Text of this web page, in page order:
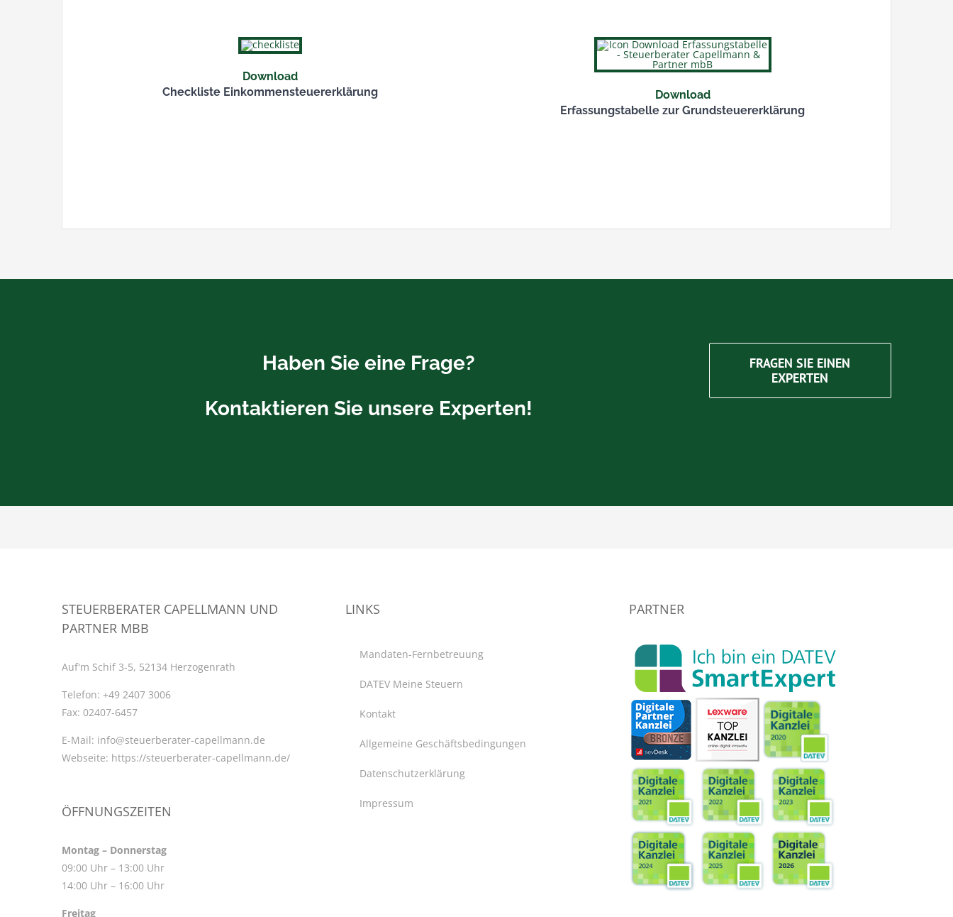
Download
Checkliste Einkommensteuererklärung
Download
Erfassungstabelle zur Grundsteuererklärung
Haben Sie eine Frage?
Kontaktieren Sie unsere Experten!
FRAGEN SIE EINEN
EXPERTEN
STEUERBERATER CAPELLMANN UND
PARTNER MBB
Auf'm Schif 3-5, 52134 Herzogenrath
Telefon: +49 2407 3006
Fax: 02407-6457
E-Mail: info@steuerberater-capellmann.de
Webseite: https://steuerberater-capellmann.de/
ÖFFNUNGSZEITEN
Montag – Donnerstag
09:00 Uhr – 13:00 Uhr
14:00 Uhr – 16:00 Uhr
Freitag
LINKS
Mandaten-Fernbetreuung
DATEV Meine Steuern
Kontakt
Allgemeine Geschäftsbedingungen
Datenschutzerklärung
Impressum
PARTNER